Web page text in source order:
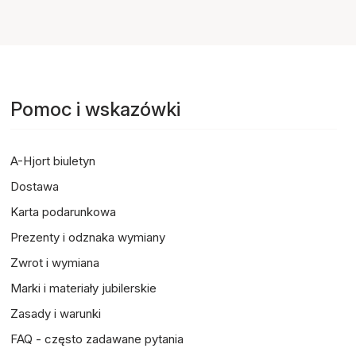
Pomoc i wskazówki
A-Hjort biuletyn
Dostawa
Karta podarunkowa
Prezenty i odznaka wymiany
Zwrot i wymiana
Marki i materiały jubilerskie
Zasady i warunki
FAQ - często zadawane pytania